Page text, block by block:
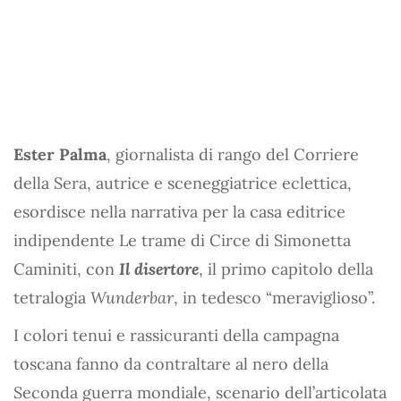
Ester Palma, giornalista di rango del Corriere
della Sera, autrice e sceneggiatrice eclettica,
esordisce nella narrativa per la casa editrice
indipendente Le trame di Circe di Simonetta
Caminiti, con Il disertore, il primo capitolo della
tetralogia Wunderbar, in tedesco “meraviglioso”.
I colori tenui e rassicuranti della campagna
toscana fanno da contraltare al nero della
Seconda guerra mondiale, scenario dell’articolata